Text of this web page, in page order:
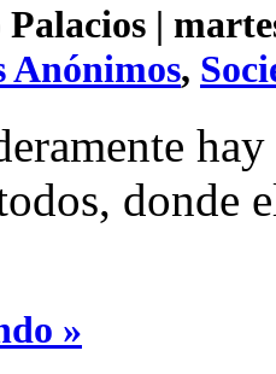
|
Anónimos,
donde
»